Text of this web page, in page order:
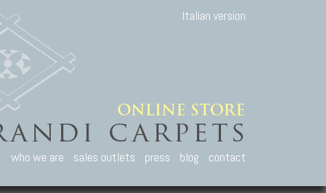
Italian version
who we are sales outlets press blog contact